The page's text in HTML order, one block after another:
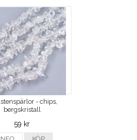
- chips,
bergskristall
59 kr